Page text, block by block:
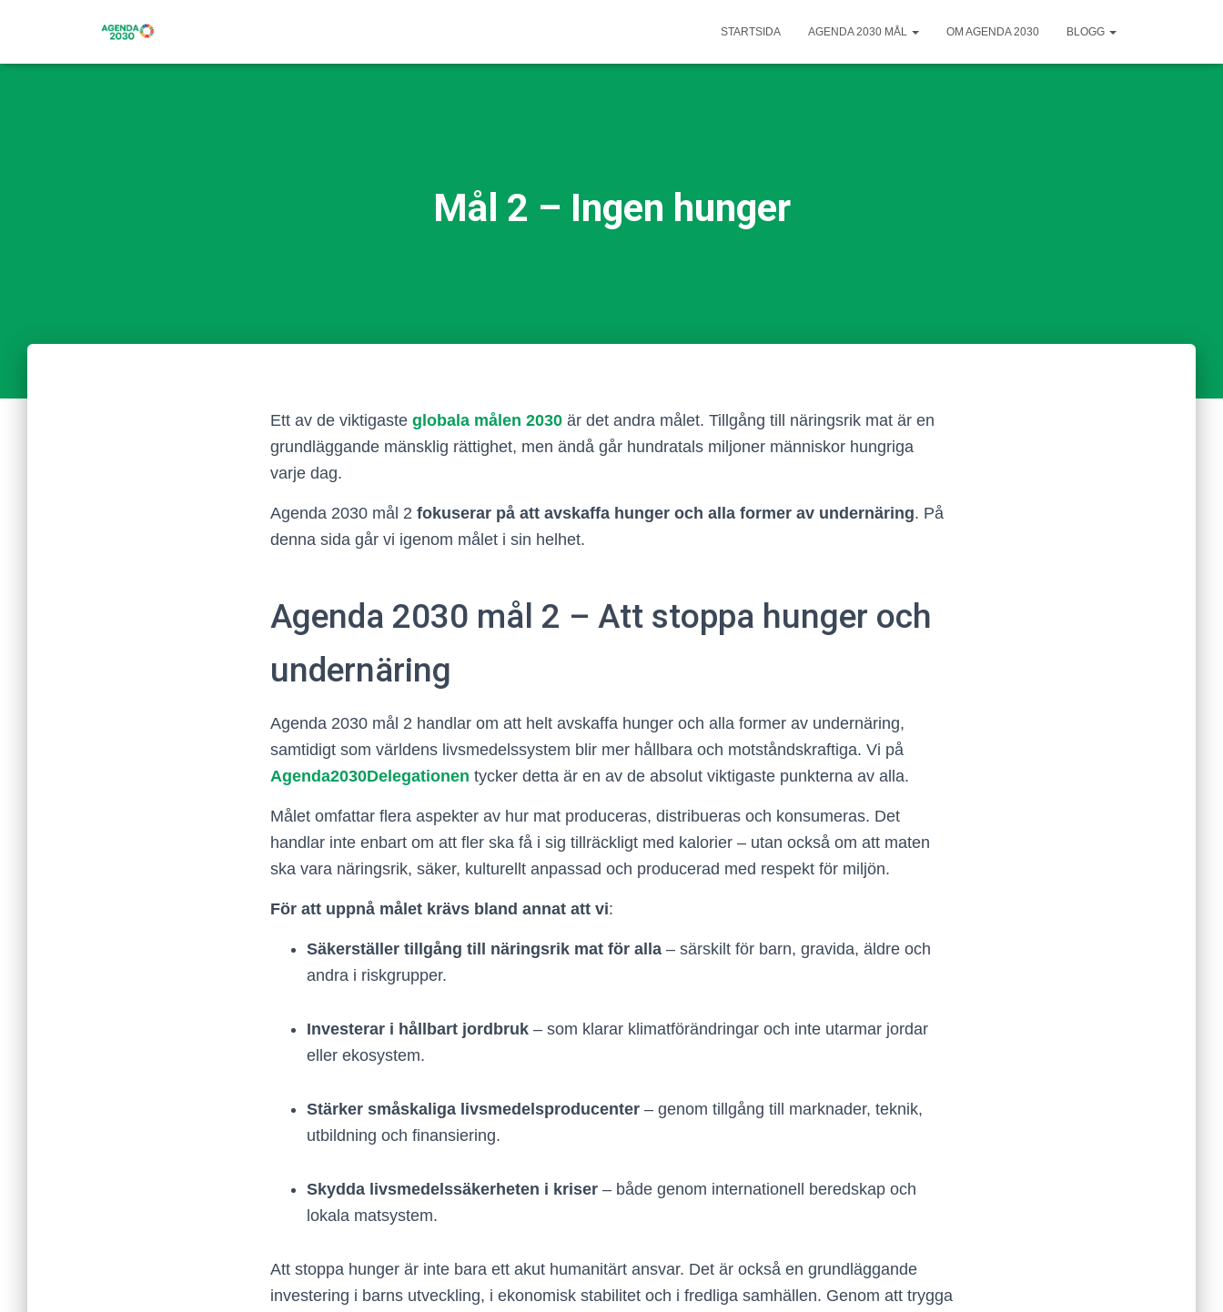
STARTSIDA AGENDA 2030 MÅL OM AGENDA 2030 BLOGG
Mål 2 – Ingen hunger
Ett av de viktigaste globala målen 2030 är det andra målet. Tillgång till näringsrik mat är en
grundläggande mänsklig rättighet, men ändå går hundratals miljoner människor hungriga
varje dag.
Agenda 2030 mål 2 fokuserar på att avskaffa hunger och alla former av undernäring. På
denna sida går vi igenom målet i sin helhet.
Agenda 2030 mål 2 – Att stoppa hunger och
undernäring
Agenda 2030 mål 2 handlar om att helt avskaffa hunger och alla former av undernäring,
samtidigt som världens livsmedelssystem blir mer hållbara och motståndskraftiga. Vi på
Agenda2030Delegationen tycker detta är en av de absolut viktigaste punkterna av alla.
Målet omfattar flera aspekter av hur mat produceras, distribueras och konsumeras. Det
handlar inte enbart om att fler ska få i sig tillräckligt med kalorier – utan också om att maten
ska vara näringsrik, säker, kulturellt anpassad och producerad med respekt för miljön.
För att uppnå målet krävs bland annat att vi:
Säkerställer tillgång till näringsrik mat för alla – särskilt för barn, gravida, äldre och
andra i riskgrupper.
Investerar i hållbart jordbruk – som klarar klimatförändringar och inte utarmar jordar
eller ekosystem.
Stärker småskaliga livsmedelsproducenter – genom tillgång till marknader, teknik,
utbildning och finansiering.
Skydda livsmedelssäkerheten i kriser – både genom internationell beredskap och
lokala matsystem.
Att stoppa hunger är inte bara ett akut humanitärt ansvar. Det är också en grundläggande
investering i barns utveckling, i ekonomisk stabilitet och i fredliga samhällen. Genom att trygga